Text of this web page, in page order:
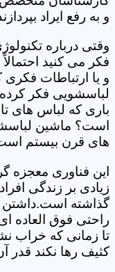
و به رفع ایراد
وقتی درباره
فکر می کنید
و یا ارتباطات فکری
لباسشویی فکر کرده
باری که لباس های
است؟ ماشین
های قرن بیستم
این فناوری معجزه
زیادی بر زندگی
گذاشته
راحتی فوق العاده
تا زمانی که خراب
کثیف رها نکند قدر